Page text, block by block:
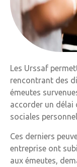
Les Urssaf
rencontrant des
émeutes
accorder un délai
sociales
Ces derniers
entreprise ont
aux émeutes,